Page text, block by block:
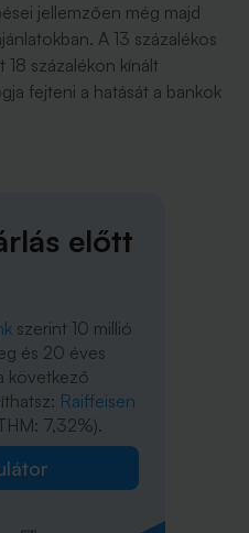
jellemzően még majd
A 13 százalékos
18 százalékon kínált
fejteni a hatását a bankok
előtt
szerint 10 millió
és 20 éves
következő
Raiffeisen
7,32%).